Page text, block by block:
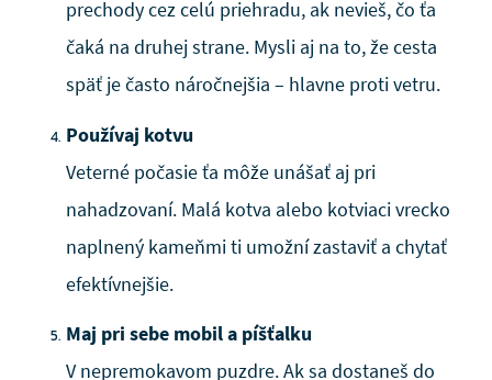
prechody cez celú priehradu, ak nevieš, čo ťa
čaká na druhej strane. Mysli aj na to, že cesta
späť je často náročnejšia – hlavne proti vetru.
Používaj kotvu
Veterné počasie ťa môže unášať aj pri
nahadzovaní. Malá kotva alebo kotviaci vrecko
naplnený kameňmi ti umožní zastaviť a chytať
efektívnejšie.
Maj pri sebe mobil a píšťalku
V nepremokavom puzdre. Ak sa dostaneš do